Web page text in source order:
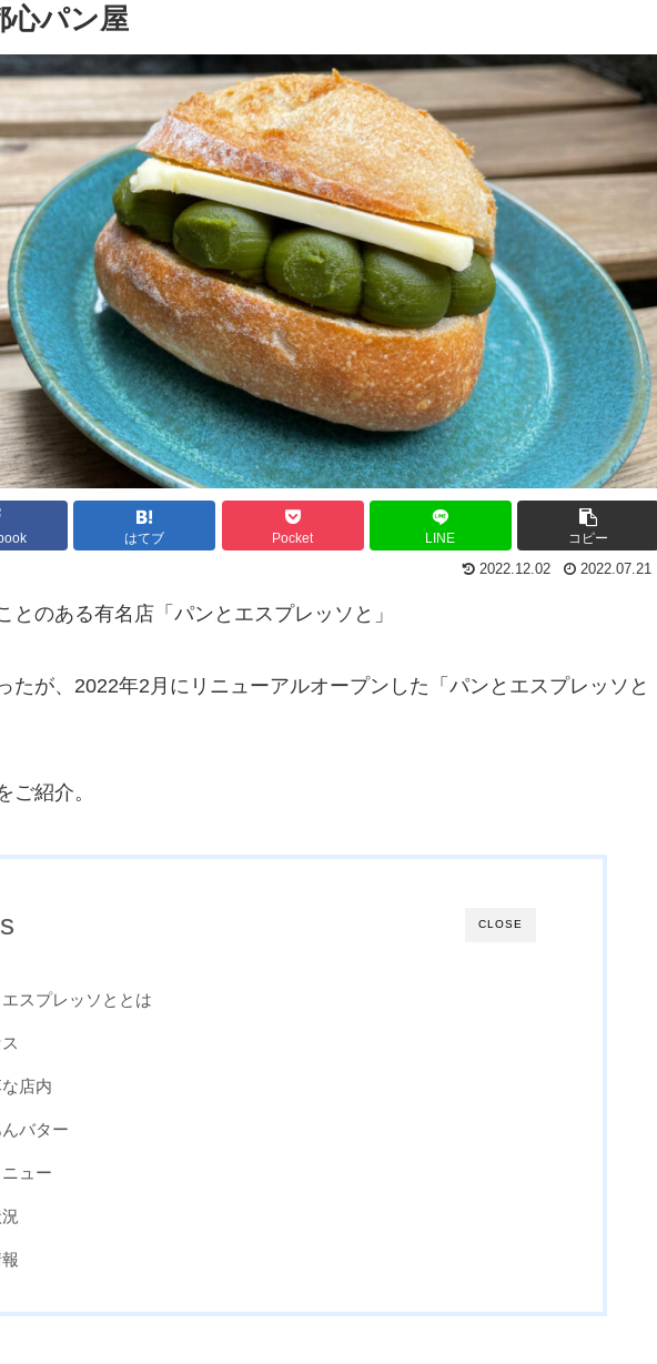
心パン屋
はてブ Pocket LINE コピー
2022.12.02 2022.07.21
とのある有名店「パンとエスプレッソと」
たが、2022年2月にリニューアルオープンした「パンとエスプレッソと
ご紹介。
CLOSE
スプレッソととは
店内
バター
ュー